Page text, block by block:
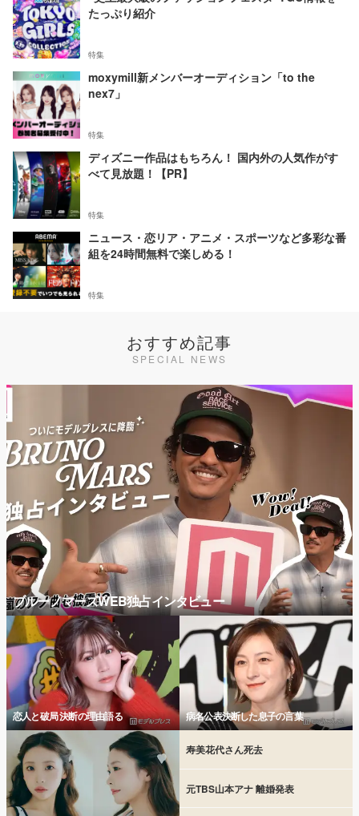
たっぷり紹介
特集
moxymill新メンバーオーディション「to the
nex7」
特集
ディズニー作品はもちろん！ 国内外の人気作がす
べて見放題！【PR】
特集
ニュース・恋リア・アニメ・スポーツなど多彩な番
組を24時間無料で楽しめる！
特集
おすすめ記事
SPECIAL NEWS
ブルーノマーズWEB独占インタビュー
恋人と破局 決断の理由語る 病名公表決断した息子の言葉
寿美花代さん死去
元TBS山本アナ 離婚発表